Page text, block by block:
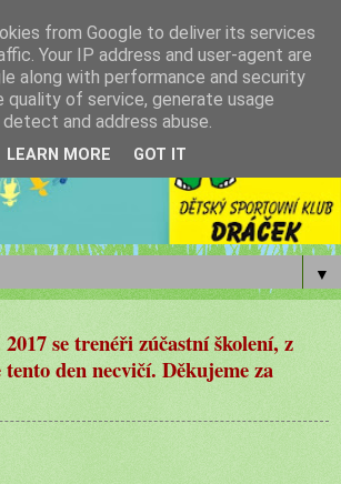
▼
se trenéři zúčastní školení, z
den necvičí. Děkujeme za
from Google to deliver its services
Your IP address and user-agent are
along with performance and security
quality of service, generate usage
and address abuse.
LEARN MORE GOT IT